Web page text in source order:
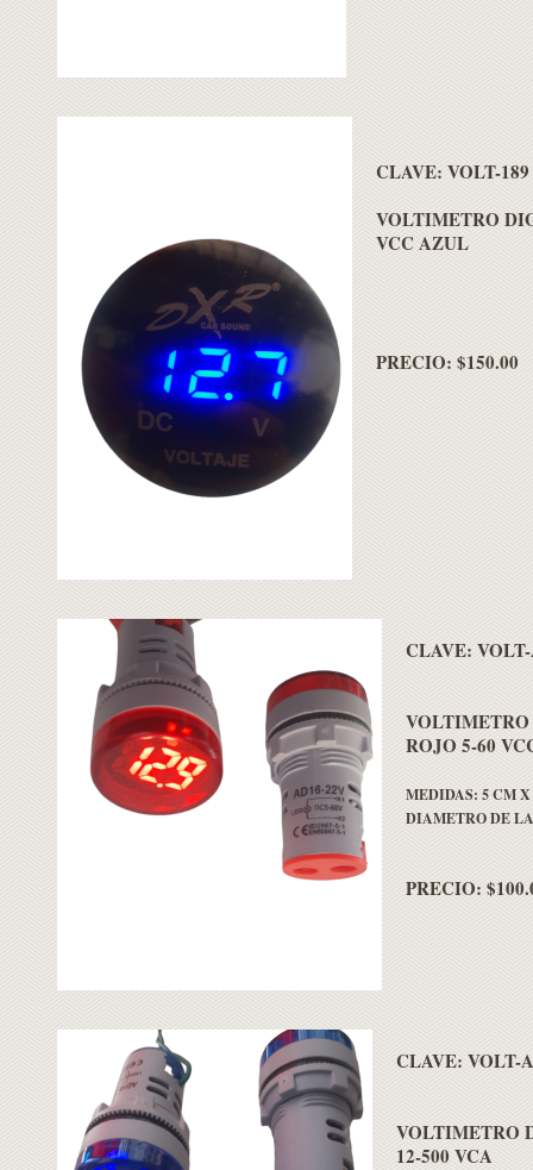
CLAVE: VOLT-189
VOLTIMETRO
VCC AZUL
PRECIO: $150.00
CLAVE:
ROJO 5-60
MEDIDAS: 5 CM X
DIAMETRO DE
PRECIO:
CLAVE: VOLT-
VOLTIMETRO
12-500 VCA